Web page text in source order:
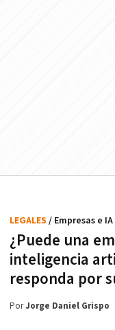
¿Puede una
inteligencia
responda por
LEGALES / Empresas e IA
PorJorge Daniel Grispo